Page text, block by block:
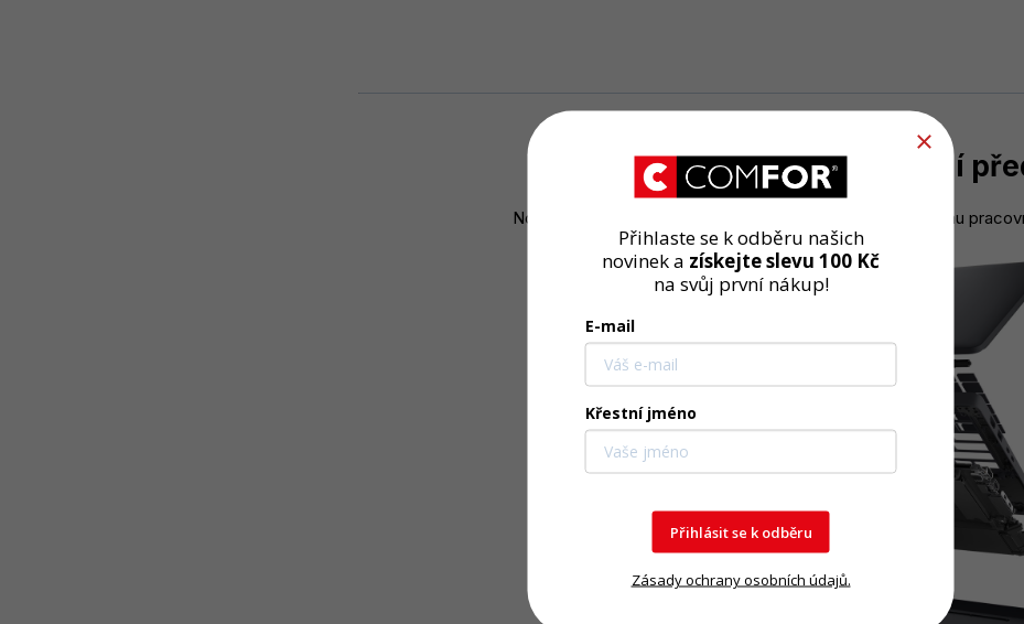
Výkonnost jako základní
Notebook Dell Pro Max 14 je nabitý funkcemi, které vašemu
Přihlaste se k odběru našich
novineka získejteslevu 100 Kč
na svůj první nákup!
E-mail
Křestní jméno
Přihlásit se k odběru
Zásady ochrany osobních údajů.